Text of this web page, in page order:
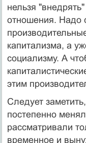
нельзя
отношения. Надо
капитализма, а
социализму. А
этим
Следует
постепенно
рассматривали
временное и